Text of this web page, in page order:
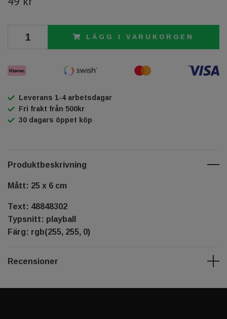
LÄGG I VARUKORGEN
Leverans 1-4 arbetsdagar
Fri frakt från 500kr
30 dagars öppet köp
Produktbeskrivning
Mått: 25 x 6 cm
Text: 48848302
Typsnitt: playball
Färg: rgb(255, 255, 0)
Recensioner